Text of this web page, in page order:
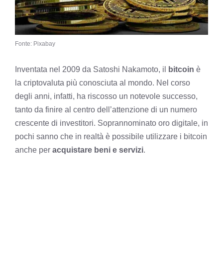
Fonte: Pixabay
Inventata nel 2009 da Satoshi Nakamoto, il bitcoin è
la criptovaluta più conosciuta al mondo. Nel corso
degli anni, infatti, ha riscosso un notevole successo,
tanto da finire al centro dell’attenzione di un numero
crescente di investitori. Soprannominato oro digitale, in
pochi sanno che in realtà è possibile utilizzare i bitcoin
anche per acquistare beni e servizi.